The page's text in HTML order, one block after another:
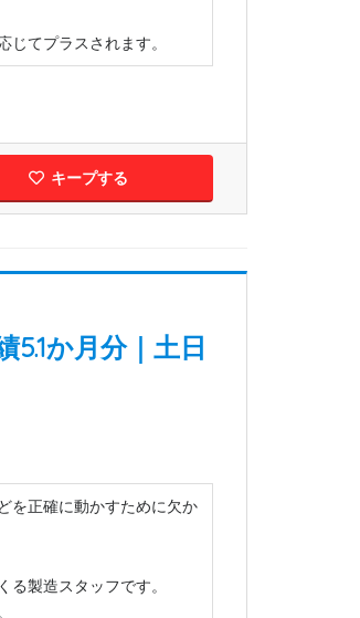
てプラスされます。
キープする
か月分｜土日
を正確に動かすために欠か
製造スタッフです。